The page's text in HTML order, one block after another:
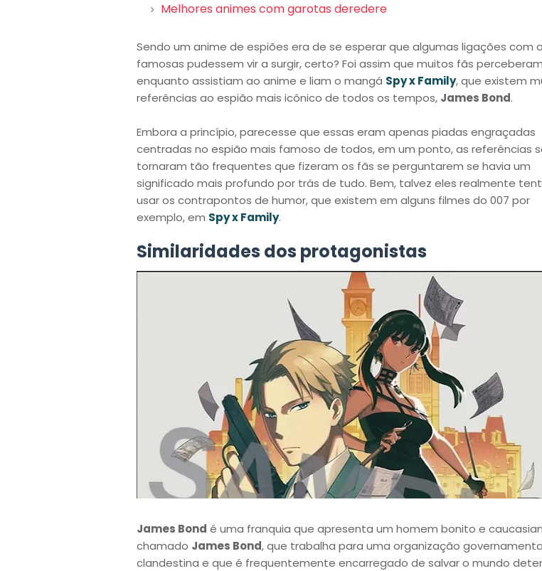
Melhores animes com garotas deredere
Sendo um anime de espiões era de se esperar que algumas ligações com
famosas pudessem vir a surgir, certo? Foi assim que muitos fãs
enquanto assistiam ao anime e liam o mangá Spy x Family, que existem
referências ao espião mais icônico de todos os tempos, James Bond.
Embora a princípio, parecesse que essas eram apenas piadas engraçadas
centradas no espião mais famoso de todos, em um ponto, as referências
tornaram tão frequentes que fizeram os fãs se perguntarem se havia um
significado mais profundo por trás de tudo. Bem, talvez eles realmente
usar os contrapontos de humor, que existem em alguns filmes do 007 por
exemplo, em Spy x Family.
Similaridades dos protagonistas
James Bond é uma franquia que apresenta um homem bonito e
chamado James Bond, que trabalha para uma organização
clandestina e que é frequentemente encarregado de salvar o mundo